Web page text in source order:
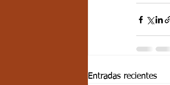
Entradas recientes